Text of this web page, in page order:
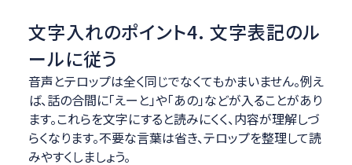
文字入れのポイント4. 文字表記のル
ールに従う
音声とテロップは全く同じでなくてもかまいません。例え
ば、話の合間に「えーと」や「あの」などが入ることがあり
ます。これらを文字にすると読みにくく、内容が理解しづ
らくなります。不要な言葉は省き、テロップを整理して読
みやすくしましょう。